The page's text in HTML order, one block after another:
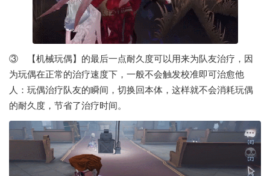
③ 【机械玩偶】的最后一点耐久度可以用来为队友治疗，因
为玩偶在正常的治疗速度下，一般不会触发校准即可治愈他
人：玩偶治疗队友的瞬间，切换回本体，这样就不会消耗玩偶
的耐久度，节省了治疗时间。